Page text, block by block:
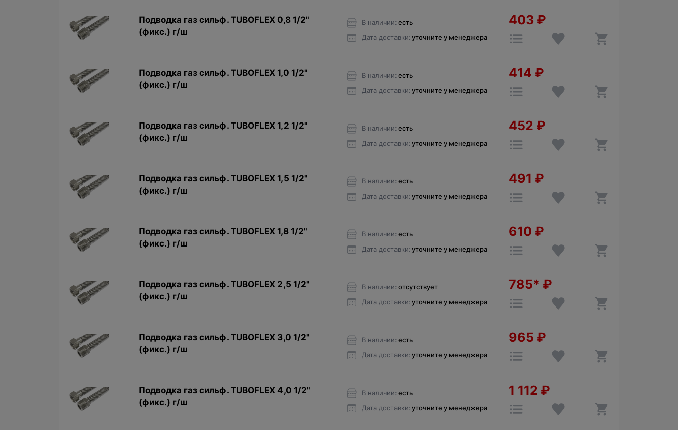
Подводка газ сильф. TUBOFLEX 0,8 1/2"
(фикс.) г/ш
В наличии: есть
Дата доставки: уточните у менеджера
403 ₽
Подводка газ сильф. TUBOFLEX 1,0 1/2"
(фикс.) г/ш
В наличии: есть
Дата доставки: уточните у менеджера
414 ₽
Подводка газ сильф. TUBOFLEX 1,2 1/2"
(фикс.) г/ш
В наличии: есть
Дата доставки: уточните у менеджера
452 ₽
Подводка газ сильф. TUBOFLEX 1,5 1/2"
(фикс.) г/ш
В наличии: есть
Дата доставки: уточните у менеджера
491 ₽
Подводка газ сильф. TUBOFLEX 1,8 1/2"
(фикс.) г/ш
В наличии: есть
Дата доставки: уточните у менеджера
610 ₽
Подводка газ сильф. TUBOFLEX 2,5 1/2"
(фикс.) г/ш
В наличии: отсутствует
Дата доставки: уточните у менеджера
785* ₽
Подводка газ сильф. TUBOFLEX 3,0 1/2"
(фикс.) г/ш
В наличии: есть
Дата доставки: уточните у менеджера
965 ₽
Подводка газ сильф. TUBOFLEX 4,0 1/2"
(фикс.) г/ш
В наличии: есть
Дата доставки: уточните у менеджера
1 112 ₽